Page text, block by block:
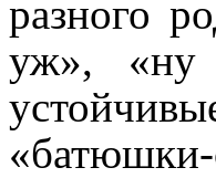
разного
уж», «ну
«батюшки-